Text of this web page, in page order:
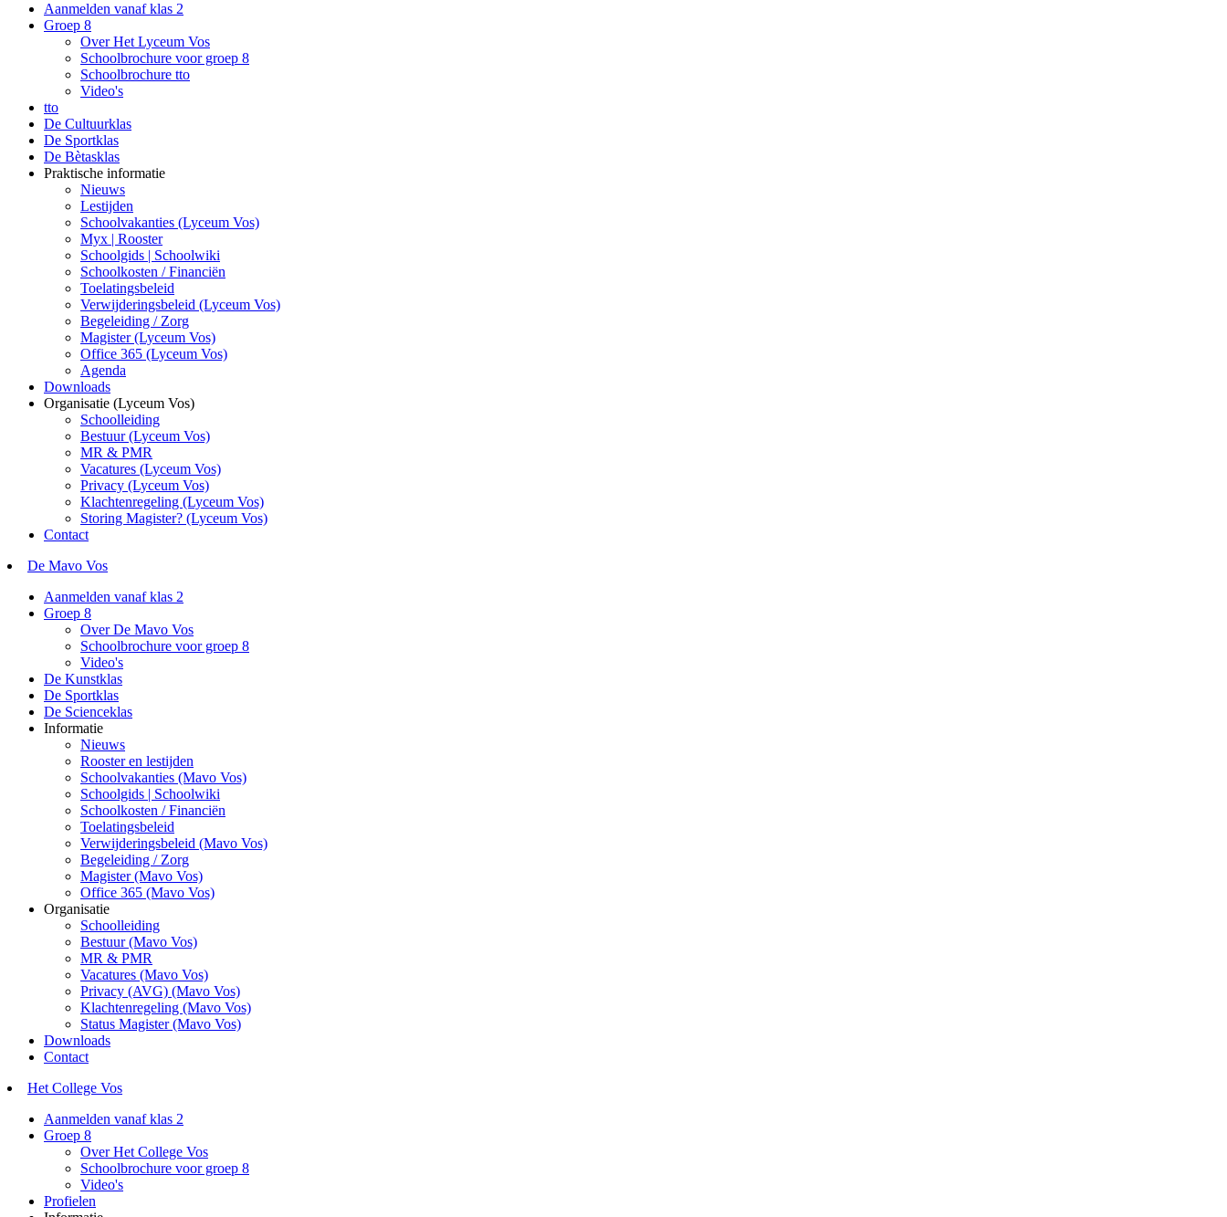
Aanmelden vanaf klas 2
Groep 8
Over Het Lyceum Vos
Schoolbrochure voor groep 8
Schoolbrochure tto
Video's
tto
De Cultuurklas
De Sportklas
De Bètasklas
Praktische informatie
Nieuws
Lestijden
Schoolvakanties (Lyceum Vos)
Myx | Rooster
Schoolgids | Schoolwiki
Schoolkosten / Financiën
Toelatingsbeleid
Verwijderingsbeleid (Lyceum Vos)
Begeleiding / Zorg
Magister (Lyceum Vos)
Office 365 (Lyceum Vos)
Agenda
Downloads
Organisatie (Lyceum Vos)
Schoolleiding
Bestuur (Lyceum Vos)
MR & PMR
Vacatures (Lyceum Vos)
Privacy (Lyceum Vos)
Klachtenregeling (Lyceum Vos)
Storing Magister? (Lyceum Vos)
Contact
De Mavo Vos
Aanmelden vanaf klas 2
Groep 8
Over De Mavo Vos
Schoolbrochure voor groep 8
Video's
De Kunstklas
De Sportklas
De Scienceklas
Informatie
Nieuws
Rooster en lestijden
Schoolvakanties (Mavo Vos)
Schoolgids | Schoolwiki
Schoolkosten / Financiën
Toelatingsbeleid
Verwijderingsbeleid (Mavo Vos)
Begeleiding / Zorg
Magister (Mavo Vos)
Office 365 (Mavo Vos)
Organisatie
Schoolleiding
Bestuur (Mavo Vos)
MR & PMR
Vacatures (Mavo Vos)
Privacy (AVG) (Mavo Vos)
Klachtenregeling (Mavo Vos)
Status Magister (Mavo Vos)
Downloads
Contact
Het College Vos
Aanmelden vanaf klas 2
Groep 8
Over Het College Vos
Schoolbrochure voor groep 8
Video's
Profielen